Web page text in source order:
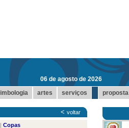
06 de agosto de 2026
artes serviços proposta
< voltar
Copas